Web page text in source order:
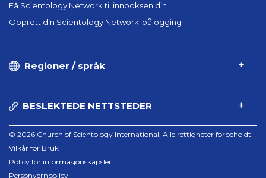
Få Scientology Network til innboksen din
Opprett din Scientology Network-pålogging
Regioner / språk
BESLEKTEDE NETTSTEDER
© 2026 Church of Scientology International. Alle rettigheter forbeholdt.
Vilkår for Bruk
Policy for informasjonskapsler
Personvernpolicy